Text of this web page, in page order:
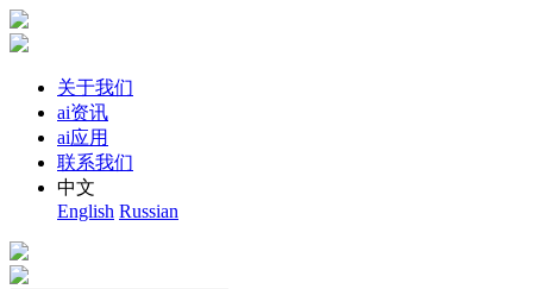
关于我们
ai资讯
ai应用
联系我们
中文
English Russian